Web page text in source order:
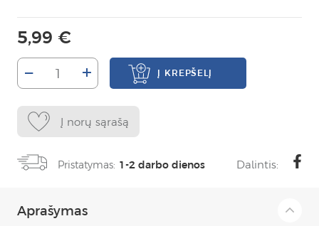
5,99 €
– + Į KREPŠELĮ
Į norų sąrašą
Pristatymas: 1-2 darbo dienos Dalintis:
Aprašymas